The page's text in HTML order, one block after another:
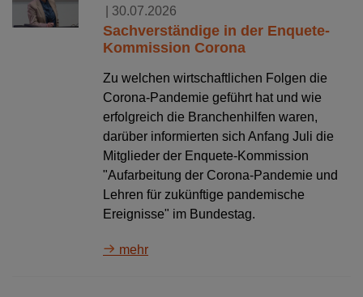
| 30.07.2026
Sachverständige in der Enquete-
Kommission Corona
Zu welchen wirtschaftlichen Folgen die
Corona-Pandemie geführt hat und wie
erfolgreich die Branchenhilfen waren,
darüber informierten sich Anfang Juli die
Mitglieder der Enquete-Kommission
"Aufarbeitung der Corona-Pandemie und
Lehren für zukünftige pandemische
Ereignisse" im Bundestag.
mehr